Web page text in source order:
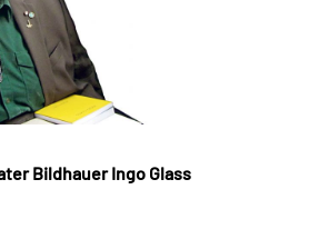
Bildhauer Ingo Glass